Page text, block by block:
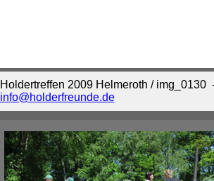
Holdertreffen 2009 Helmeroth / img_0130
info@holderfreunde.de